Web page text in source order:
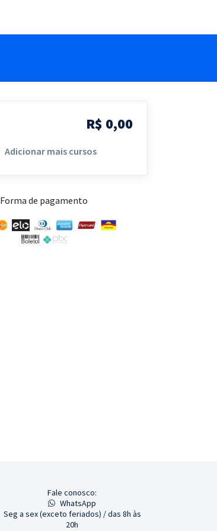
R$ 0,00
Adicionar mais cursos
Forma de pagamento
Fale conosco:
WhatsApp
Seg a sex (exceto feriados) / das 8h às
20h